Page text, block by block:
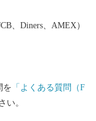
、Diners、AMEX）
を 「よくある質問（F
い。